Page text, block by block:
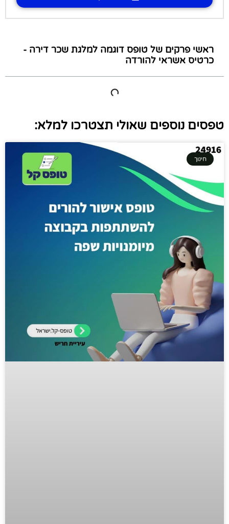
ראשי פרקים של טופס דוגמה למלגת שכר דירה -
כרטיס אשראי להורדה
טפסים נוספים שאולי תצטרכו למלא:
חינוך